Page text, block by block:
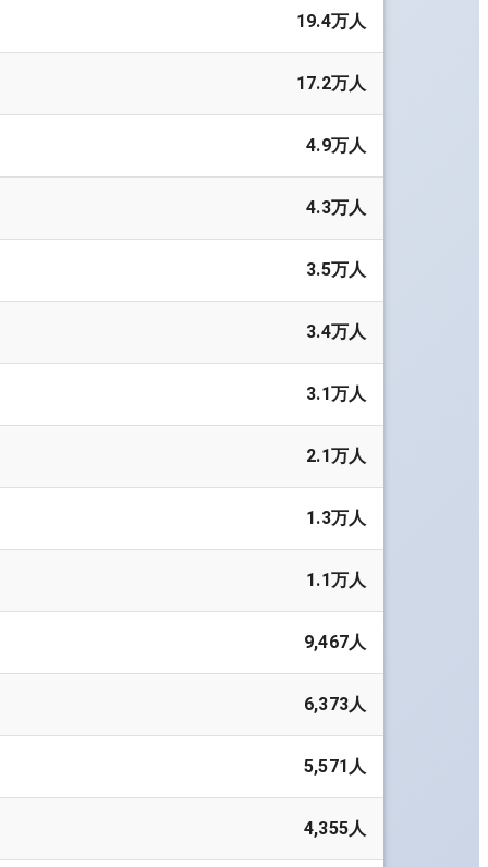
19.4万人
17.2万人
4.9万人
4.3万人
3.5万人
3.4万人
3.1万人
2.1万人
1.3万人
1.1万人
9,467人
6,373人
5,571人
4,355人